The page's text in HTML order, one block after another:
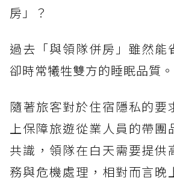
房」？
過去「與領隊併房」雖然能
卻時常犧牲雙方的睡眠品質。
隨著旅客對於住宿隱私的要
上保障旅遊從業人員的帶團
共識，領隊在白天需要提供
務與危機處理，相對而言晚